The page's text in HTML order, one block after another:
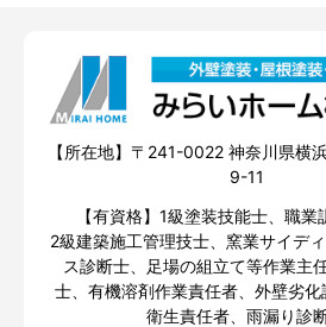
【所在地】〒241-0022 神奈川県横
9-11
【有資格】1級塗装技能士、職業
2級建築施工管理技士、窯業サイデ
ス診断士、足場の組立て等作業主
士、有機溶剤作業責任者、外壁劣化
衛生責任者、雨漏り診